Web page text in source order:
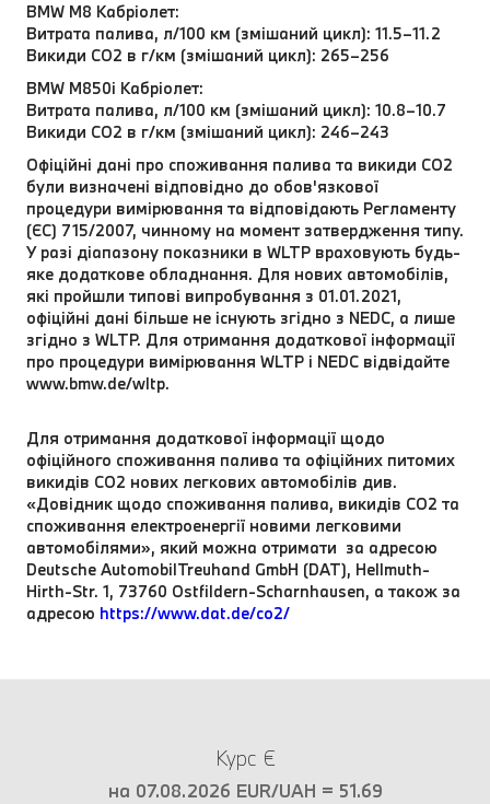
BMW M8 Кабріолет:
Витрата палива, л/100 км (змішаний цикл): 11.5–11.2
Викиди CO2 в г/км (змішаний цикл): 265–256
BMW M850i Кабріолет:
Витрата палива, л/100 км (змішаний цикл): 10.8–10.7
Викиди CO2 в г/км (змішаний цикл): 246–243
Офіційні дані про споживання палива та викиди CO2
були визначені відповідно до обов'язкової
процедури вимірювання та відповідають Регламенту
(ЄС) 715/2007, чинному на момент затвердження типу.
У разі діапазону показники в WLTP враховують будь-
яке додаткове обладнання. Для нових автомобілів,
які пройшли типові випробування з 01.01.2021,
офіційні дані більше не існують згідно з NEDC, а лише
згідно з WLTP. Для отримання додаткової інформації
про процедури вимірювання WLTP і NEDC відвідайте
www.bmw.de/wltp.
Для отримання додаткової інформації щодо
офіційного споживання палива та офіційних питомих
викидів CO2 нових легкових автомобілів див.
«Довідник щодо споживання палива, викидів CO2 та
споживання електроенергії новими легковими
автомобілями», який можна отримати за адресою
Deutsche AutomobilTreuhand GmbH (DAT), Hellmuth-
Hirth-Str. 1, 73760 Ostfildern-Scharnhausen, а також за
адресою https://www.dat.de/co2/
Курс €
на 07.08.2026 EUR/UAH = 51.69